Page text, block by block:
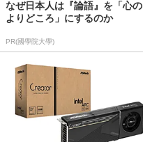
なぜ日本人は『論語』を「心の
よりどころ」にするのか
PR(國學院大學)